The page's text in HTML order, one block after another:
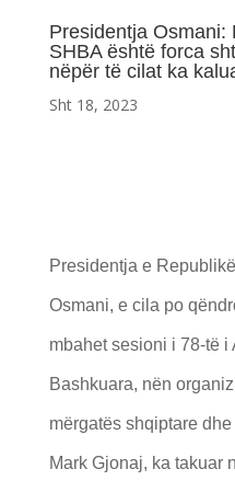
Presidentja Osmani:
SHBA është forca
nëpër të cilat ka
Sht 18, 2023
Presidentja e
Osmani, e cila po
mbahet sesioni i 78-të
Bashkuara, nën
mërgatës shqiptare
Mark Gjonaj, ka takuar